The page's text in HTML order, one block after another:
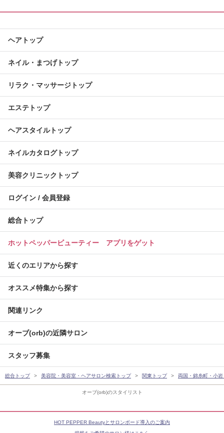
オーブ(orb)のスタイリスト
ヘアトップ
ネイル・まつげトップ
リラク・マッサージトップ
エステトップ
ヘアスタイルトップ
ネイルカタログトップ
美容クリニックトップ
ログイン / 会員登録
総合トップ
ホットペッパービューティー アプリをゲット
近くのエリアから探す
オススメ特集から探す
関連リンク
オーブ(orb)の近隣サロン
スタッフ募集
総合トップ 美容院・美容室・ヘアサロン検索トップ 関東トップ 両国・錦糸町・小
HOT PEPPER Beautyとサロンボード導入のご案内